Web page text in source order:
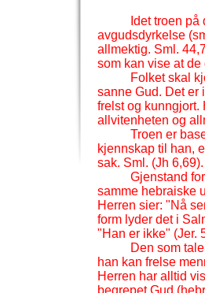
Idet troen
avgudsdyrkelse
allmektig. Sml.
som kan vise at de
Folket skal
sanne Gud. Det er
frelst og kunngjort.
allvitenheten og
Troen er
kjennskap til han,
sak. Sml. (Jh 6,69).
Gjenstand
samme hebraiske
Herren sier: "Nå
form lyder det i
"Han er ikke" (Jer.
Den som
han kan frelse
Herren har alltid
begrepet Gud